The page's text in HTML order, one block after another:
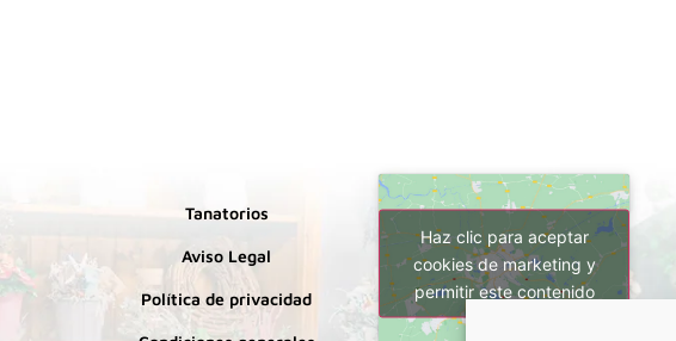
Tanatorios
Aviso Legal
Política de privacidad
Haz clic para aceptar
cookies de marketing y
permitir este contenido